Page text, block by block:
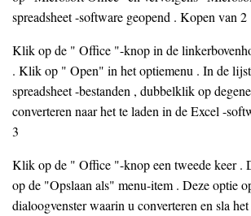
spreadsheet -software geopend . Kopen van 2
Klik op de " Office "-knop in de
. Klik op " Open" in het optiemenu . In de
spreadsheet -bestanden , dubbelklik op
converteren naar het te laden in de Excel -
3
Klik op de " Office "-knop een tweede keer .
op de "Opslaan als" menu-item . Deze optie
dialoogvenster waarin u converteren en sla